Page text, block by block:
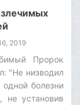
отнимет у
как по
совершения
которые
2019
Пророк
"Не низводил
одной болезни
не установив